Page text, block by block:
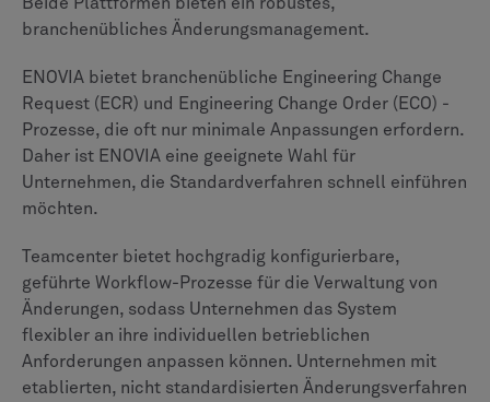
gleiche Tiefe spezialisierter Tools verfügt wie das
spezielle Teamcenter-Modul.
Analytik und Berichterstattung
Um Prozesse zu verbessern, müssen Unternehmen sie
in einem PLM-System sammeln Daten aus dem
gesamten Produktlebenszyklus, um Engpässe und
Verbesserungsmöglichkeiten zu identifizieren.
bietet Teamcenter eine beeindruckende Fähigkeit,